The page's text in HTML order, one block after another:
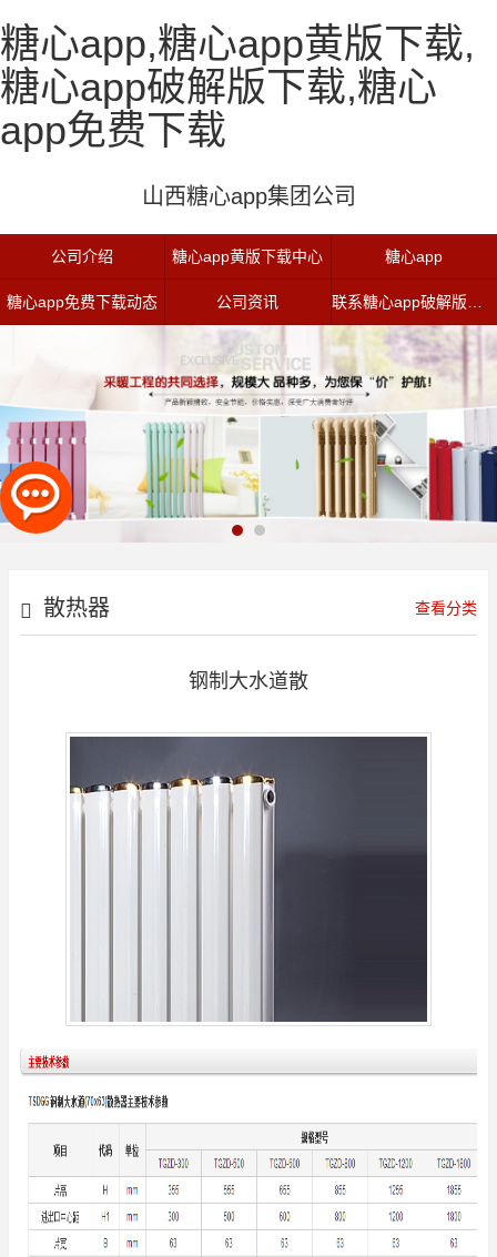
糖心app,糖心app黄版下载,
糖心app破解版下载,糖心
app免费下载
山西糖心app集团公司
公司介绍 糖心app黄版下载中心 糖心app
糖心app免费下载动态 公司资讯
散热器 查看分类
钢制大水道散